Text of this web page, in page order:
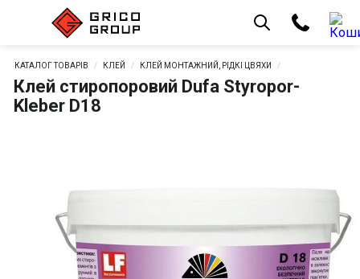
КАТАЛОГ ТОВАРІВ КЛЕЙ КЛЕЙ МОНТАЖНИЙ, РІДКІ ЦВЯХИ
Клей стиропоровий Dufa Styropor-
Kleber D18